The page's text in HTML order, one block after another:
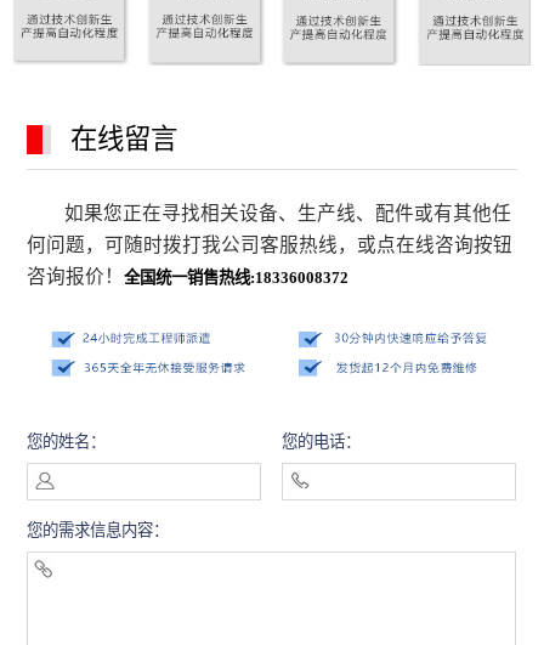
在线留言
如果您正在寻找相关设备、生产线、配件或有其他任
何问题，可随时拨打我公司客服热线，或点在线咨询按钮
咨询报价！ 全国统一销售热线:18336008372
您的姓名： 您的电话：
您的需求信息内容：